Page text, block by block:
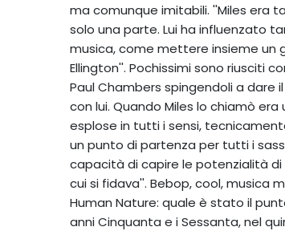
ma comunque imitabili. ''Miles era
solo una parte. Lui ha influenzato
musica, come mettere insieme un
Ellington''. Pochissimi sono riusciti
Paul Chambers spingendoli a
con lui. Quando Miles lo chiamò
esplose in tutti i sensi,
un punto di partenza per tutti i
capacità di capire le potenzialità
cui si fidava''. Bebop, cool, musica
Human Nature: quale è stato il
anni Cinquanta e i Sessanta, nel